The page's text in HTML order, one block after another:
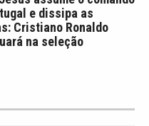
e dissipa as
Cristiano Ronaldo
na seleção